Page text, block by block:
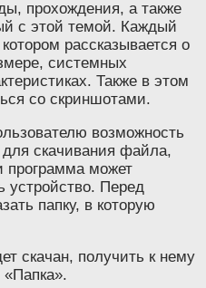
прохождения, а также
с этой темой. Каждый
рассказывается о
системных
Также в этом
со скриншотами.
возможность
скачивания файла,
программа может
устройство. Перед
папку, в которую
скачан, получить к нему
«Папка».